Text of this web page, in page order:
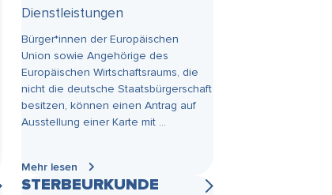
Dienstleistungen
Bürger*innen der Europäischen
Union sowie Angehörige des
Europäischen Wirtschaftsraums, die
nicht die deutsche Staatsbürgerschaft
besitzen, können einen Antrag auf
Ausstellung einer Karte mit ...
Mehr lesen
STERBEURKUNDE